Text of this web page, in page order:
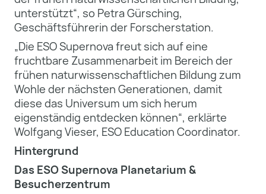
unterstützt“, so Petra Gürsching,
Geschäftsführerin der Forscherstation.
„Die ESO Supernova freut sich auf eine
fruchtbare Zusammenarbeit im Bereich der
frühen naturwissenschaftlichen Bildung zum
Wohle der nächsten Generationen, damit
diese das Universum um sich herum
eigenständig entdecken können“, erklärte
Wolfgang Vieser, ESO Education Coordinator.
Hintergrund
Das ESO Supernova Planetarium &
Besucherzentrum